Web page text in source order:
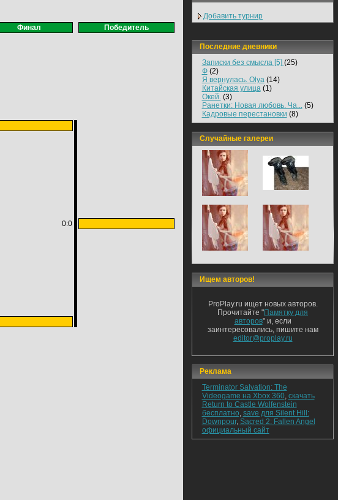
Финал
Победитель
0:0
Добавить турнир
Последние дневники
Записки без смысла [5] (25)
Ф(2)
Я вернулась. Olya(14)
Китайская улица(1)
Окей.(3)
Ранетки: Новая любовь. Ча...(5)
Кадровые перестановки (8)
Случайные галереи
Ищем авторов!
ProPlay.ru ищет новых авторов.
Прочитайте "Памятку для
авторов" и, если
заинтересовались, пишите нам
editor@proplay.ru
Реклама
Terminator Salvation: The
Videogame на Xbox 360, скачать
Return to Castle Wolfenstein
бесплатно, save для Silent Hill:
Downpour, Sacred 2: Fallen Angel
официальный сайт